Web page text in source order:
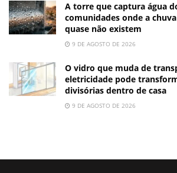
A torre que captura água
comunidades onde a
quase não existem
9 DE AGOSTO DE 2026
O vidro que muda de
eletricidade pode
divisórias dentro de casa
9 DE AGOSTO DE 2026